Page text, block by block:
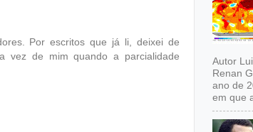
Por escritos que já li, deixei de
vez de mim quando a parcialidade
Autor
Renan
ano de
em que